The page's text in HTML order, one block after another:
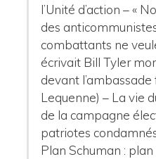
l’Unité d’action – «
des
combattants ne
écrivait Bill Tyler
devant
Lequenne) – La vie
de la campagne
patriotes
Plan Schuman :